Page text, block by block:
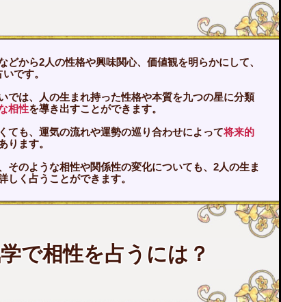
どから2人の性格や興味関心、価値観を明らかにして、
です。
では、人の生まれ持った性格や本質を九つの星に分類
相性を導き出すことができます。
ても、運気の流れや運勢の巡り合わせによって将来的
ります。
そのような相性や関係性の変化についても、2人の生ま
しく占うことができます。
で相性を占うには？